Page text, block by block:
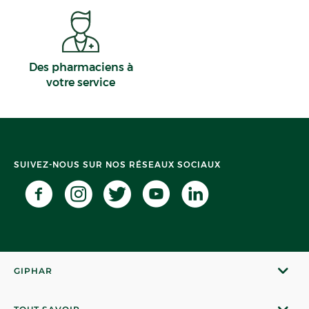
Des pharmaciens à
votre service
SUIVEZ-NOUS SUR NOS RÉSEAUX SOCIAUX
GIPHAR